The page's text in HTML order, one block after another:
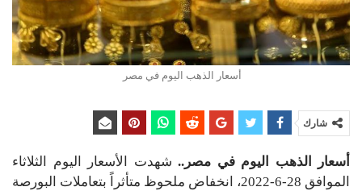
أسعار الذهب اليوم في مصر
شارك
أسعار الذهب اليوم في مصر.. شهدت الأسعار اليوم الثلاثاء
الموافق 28-6-2022، انخفاض ملحوظ متأثراً بتعاملات البورصة